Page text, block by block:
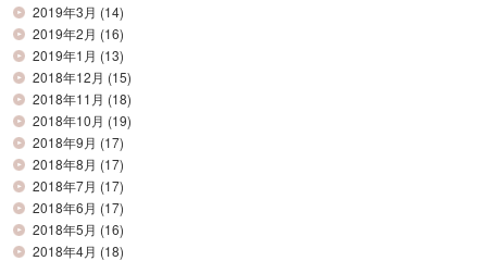
2019年3月 (14)
2019年2月 (16)
2019年1月 (13)
2018年12月 (15)
2018年11月 (18)
2018年10月 (19)
2018年9月 (17)
2018年8月 (17)
2018年7月 (17)
2018年6月 (17)
2018年5月 (16)
2018年4月 (18)